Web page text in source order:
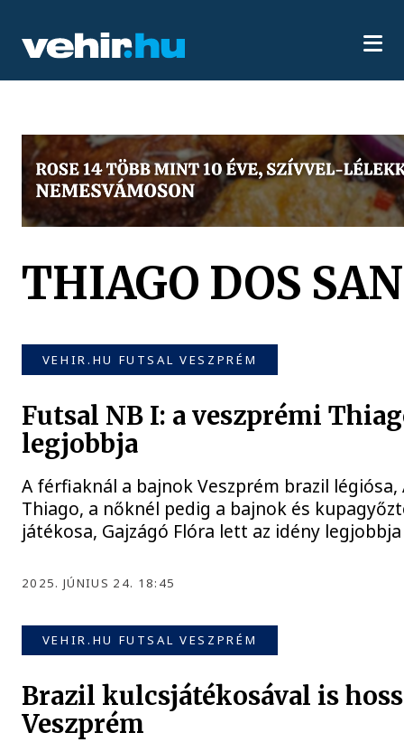
THIAGO DOS
VEHIR.HU FUTSAL VESZPRÉM
Futsal NB I: a veszprémi
legjobbja
A férfiaknál a bajnok Veszprém brazil légiósa,
Thiago, a nőknél pedig a bajnok és
játékosa, Gajzágó Flóra lett az idény
2025. JÚNIUS 24. 18:45
VEHIR.HU FUTSAL VESZPRÉM
Brazil kulcsjátékosával is
Veszprém